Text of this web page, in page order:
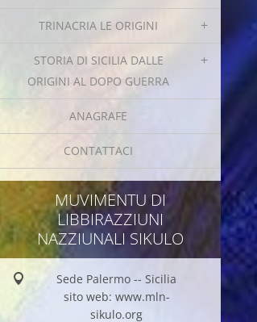
TRINACRIA LE ORIGINI
STORIA DI SICILIA DALLE
ORIGINI AL DOPO GUERRA
ANAGRAFE
CONTATTACI
MUVIMENTU DI
LIBBIRAZZIUNI
NAZZIUNALI SIKULO
Sede Palermo -- Sicilia
sito web: www.mln-
sikulo.org